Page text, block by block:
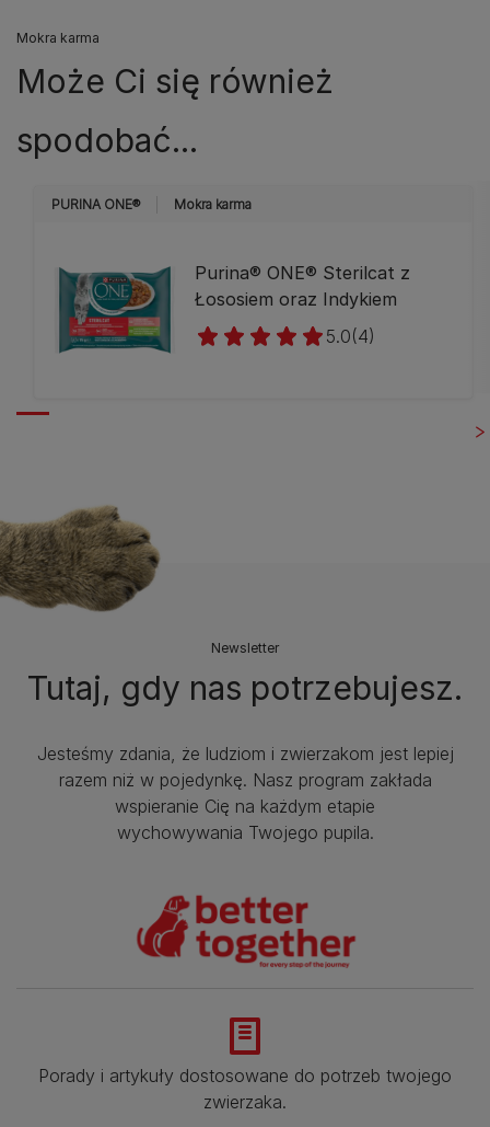
Mokra karma
Może Ci się również
spodobać...
PURINA ONE® Mokra karma
Purina® ONE® Sterilcat z
Łososiem oraz Indykiem
5.0(4)
Newsletter
Tutaj, gdy nas potrzebujesz.
Jesteśmy zdania, że ludziom i zwierzakom jest lepiej
razem niż w pojedynkę. Nasz program zakłada
wspieranie Cię na każdym etapie
wychowywania Twojego pupila.
Porady i artykuły dostosowane do potrzeb twojego
zwierzaka.​